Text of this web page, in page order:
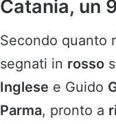
Catania, un
Secondo quanto
segnati in rosso
Inglese e Guido
Parma, pronto a